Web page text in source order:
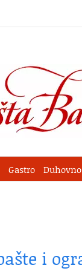
Gastro
i